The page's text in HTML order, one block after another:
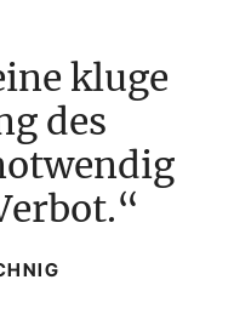
kluge
des